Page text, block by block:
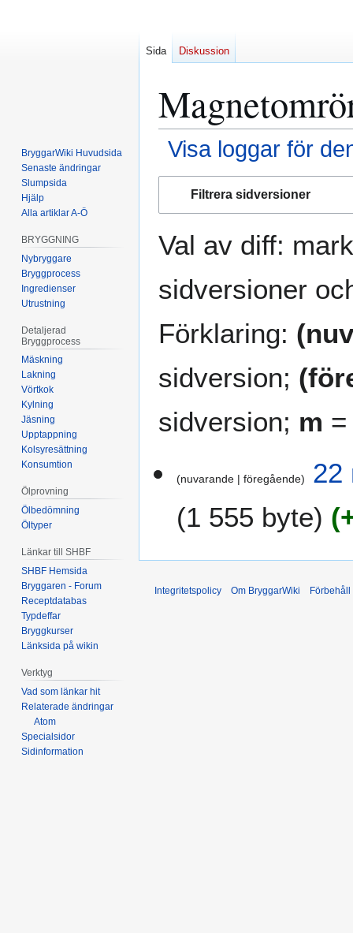
Visa loggar för
Filtrera sidversioner
Val av diff:
sidversioner
Förklaring:
sidversion;
sidversion; m
2
nuvarande föregående
22
1 555 byte
Sida Diskussion
BryggarWiki Huvudsida
Senaste ändringar
Slumpsida
Hjälp
Alla artiklar A-Ö
BRYGGNING
Nybryggare
Bryggprocess
Ingredienser
Utrustning
Detaljerad
Bryggprocess
Mäskning
Lakning
Vörtkok
Kylning
Jäsning
Upptappning
Kolsyresättning
Konsumtion
Ölprovning
Ölbedömning
Öltyper
Länkar till SHBF
SHBF Hemsida
Bryggaren - Forum
Receptdatabas
Typdeffar
Bryggkurser
Länksida på wikin
Verktyg
Vad som länkar hit
Relaterade ändringar
Atom
Specialsidor
Sidinformation
Integritetspolicy Om BryggarWiki Förbehåll